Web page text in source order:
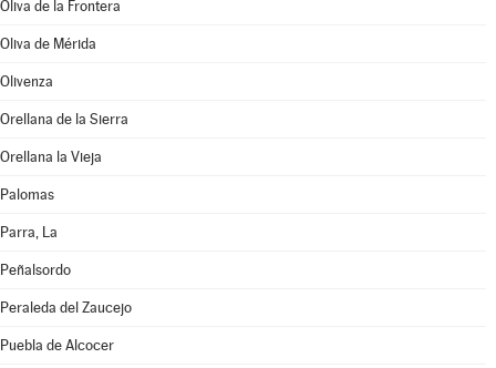
Oliva de la Frontera
Oliva de Mérida
Olivenza
Orellana de la Sierra
Orellana la Vieja
Palomas
Parra, La
Peñalsordo
Peraleda del Zaucejo
Puebla de Alcocer